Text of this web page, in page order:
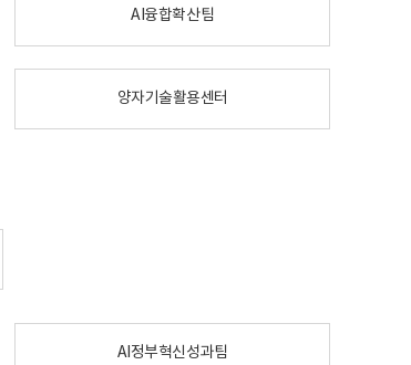
AI융합확산팀
양자기술활용센터
AI정부혁신성과팀